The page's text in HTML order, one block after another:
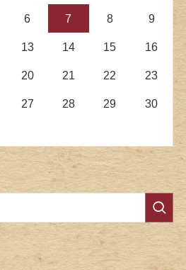
6 7 8 9
13 14 15 16
20 21 22 23
27 28 29 30